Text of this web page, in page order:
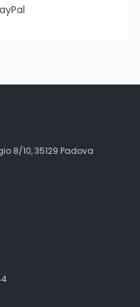
8/10, 35129 Padova